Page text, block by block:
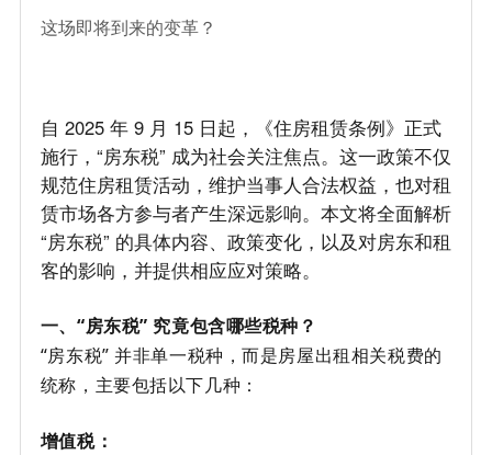
这场即将到来的变革？
自 2025 年 9 月 15 日起，《住房租赁条例》正式
施行，“房东税” 成为社会关注焦点。这一政策不仅
规范住房租赁活动，维护当事人合法权益，也对租
赁市场各方参与者产生深远影响。本文将全面解析
“房东税” 的具体内容、政策变化，以及对房东和租
客的影响，并提供相应应对策略。
一、“房东税” 究竟包含哪些税种？
“房东税” 并非单一税种，而是房屋出租相关税费的
统称，主要包括以下几种：
增值税：